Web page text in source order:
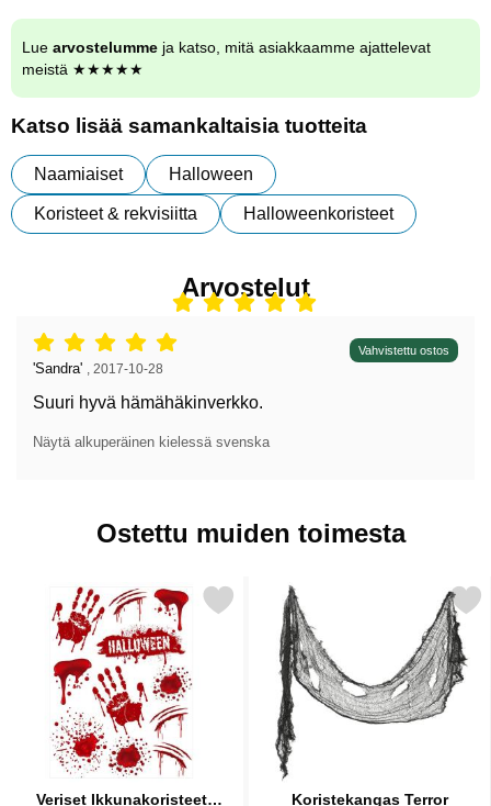
Lue arvostelumme ja katso, mitä asiakkaamme ajattelevat
meistä ★★★★★
Katso lisää samankaltaisia tuotteita
Naamiaiset Halloween
Koristeet & rekvisiitta Halloweenkoristeet
Arvostelut
Arvostelu: 5 tähdet / 5, Vahvistettu ostos
Arvostelun kirjoittaja:
'Sandra' 2017-10-28
Suuri hyvä hämähäkinverkko.
Näytä alkuperäinen kielessä svenska
Ostettu muiden toimesta
Veriset Ikkunakoristeet
veriset Ikkunakoristeet Halloween Juhlat suosikiksi
Koristekangas Terror
Merkitse